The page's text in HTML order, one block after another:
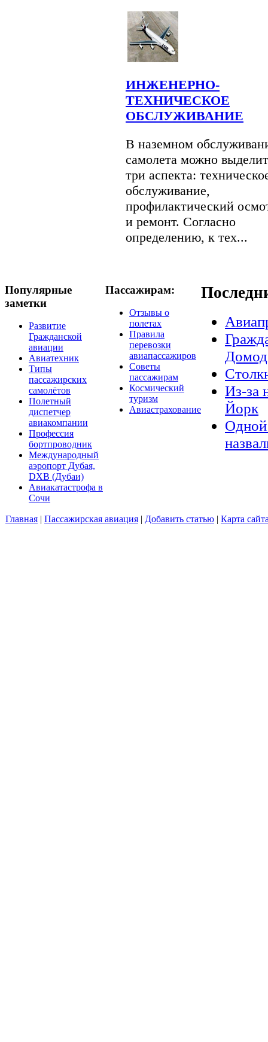
ИНЖЕНЕРНО-
ТЕХНИЧЕСКОЕ
ОБСЛУЖИВАНИЕ
В наземном
самолета можно
три аспекта:
обслуживание,
профилактический
и ремонт. Согласно
определению, к тех...
Популярные
заметки
Развитие
Гражданской
авиации
Авиатехник
Типы
пассажирских
самолётов
Полетный
диспетчер
авиакомпании
Профессия
бортпроводник
Международный
аэропорт Дубая,
DXB (Дубаи)
Авиакатастрофа в
Сочи
Пассажирам:
Отзывы о
полетах
Правила
перевозки
авиапассажиров
Советы
пассажирам
Космический
туризм
Авиастрахование
Из-за
Йорк
Одной
Главная | Пассажирская авиация | Добавить статью | Карта